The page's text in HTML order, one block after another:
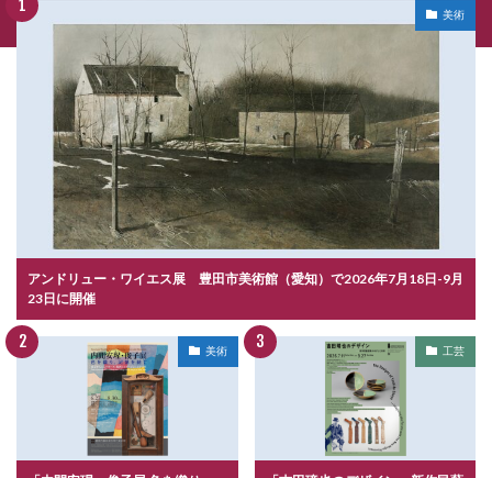
美術
アンドリュー・ワイエス展 豊田市美術館（愛知）で2026年7月18日-9月
23日に開催
美術 工芸